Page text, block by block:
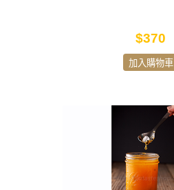
$370
加入購物車